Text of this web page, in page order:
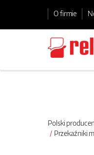
O firmie
Polski
Przekaźniki